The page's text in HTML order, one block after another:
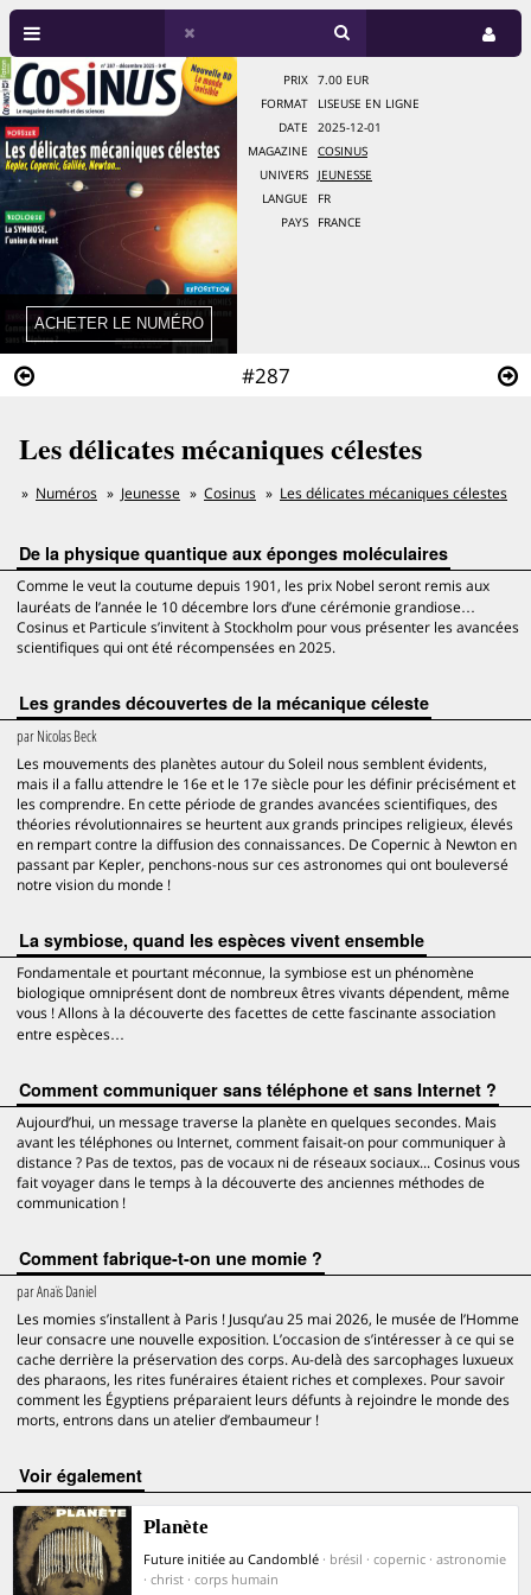
#287
PRIX
7.00 EUR
FORMAT
LISEUSE EN LIGNE
DATE
2025-12-01
MAGAZINE
COSINUS
UNIVERS
JEUNESSE
LANGUE
FR
PAYS
FRANCE
Les délicates mécaniques célestes
Numéros Jeunesse Cosinus Les délicates mécaniques célestes
De la physique quantique aux éponges moléculaires
Comme le veut la coutume depuis 1901, les prix Nobel seront remis aux
lauréats de l’année le 10 décembre lors d’une cérémonie grandiose…
Cosinus et Particule s’invitent à Stockholm pour vous présenter les avancées
scientifiques qui ont été récompensées en 2025.
Les grandes découvertes de la mécanique céleste
parNicolas Beck
Les mouvements des planètes autour du Soleil nous semblent évidents,
mais il a fallu attendre le 16e et le 17e siècle pour les définir précisément et
les comprendre. En cette période de grandes avancées scientifiques, des
théories révolutionnaires se heurtent aux grands principes religieux, élevés
en rempart contre la diffusion des connaissances. De Copernic à Newton en
passant par Kepler, penchons-nous sur ces astronomes qui ont bouleversé
notre vision du monde !
La symbiose, quand les espèces vivent ensemble
Fondamentale et pourtant méconnue, la symbiose est un phénomène
biologique omniprésent dont de nombreux êtres vivants dépendent, même
vous ! Allons à la découverte des facettes de cette fascinante association
entre espèces…
Comment communiquer sans téléphone et sans Internet ?
Aujourd’hui, un message traverse la planète en quelques secondes. Mais
avant les téléphones ou Internet, comment faisait-on pour communiquer à
distance ? Pas de textos, pas de vocaux ni de réseaux sociaux... Cosinus vous
fait voyager dans le temps à la découverte des anciennes méthodes de
communication !
Comment fabrique-t-on une momie ?
parAnaïs Daniel
Les momies s’installent à Paris ! Jusqu’au 25 mai 2026, le musée de l’Homme
leur consacre une nouvelle exposition. L’occasion de s’intéresser à ce qui se
cache derrière la préservation des corps. Au-delà des sarcophages luxueux
des pharaons, les rites funéraires étaient riches et complexes. Pour savoir
comment les Égyptiens préparaient leurs défunts à rejoindre le monde des
morts, entrons dans un atelier d’embaumeur !
voir également
Planète
Future initiée au Candomblé · brésil · copernic · astronomie
· christ · corps humain